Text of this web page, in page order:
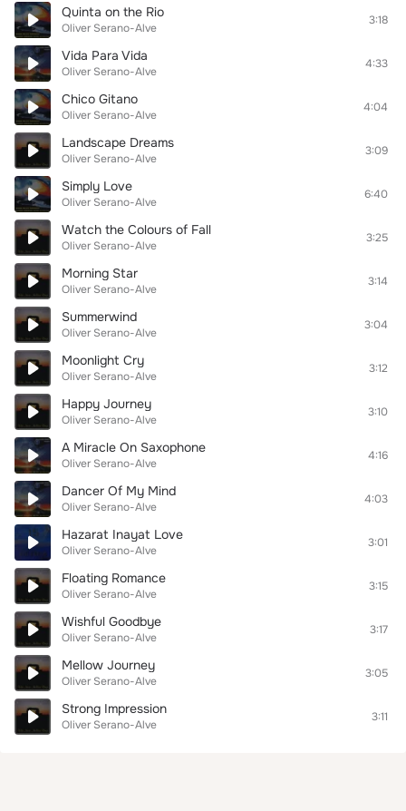
Quinta on the Rio
Oliver Serano-Alve
3:18
Vida Para Vida
Oliver Serano-Alve
4:33
Chico Gitano
Oliver Serano-Alve
4:04
Landscape Dreams
Oliver Serano-Alve
3:09
Simply Love
Oliver Serano-Alve
6:40
Watch the Colours of Fall
Oliver Serano-Alve
3:25
Morning Star
Oliver Serano-Alve
3:14
Summerwind
Oliver Serano-Alve
3:04
Moonlight Cry
Oliver Serano-Alve
3:12
Happy Journey
Oliver Serano-Alve
3:10
A Miracle On Saxophone
Oliver Serano-Alve
4:16
Dancer Of My Mind
Oliver Serano-Alve
4:03
Hazarat Inayat Love
Oliver Serano-Alve
3:01
Floating Romance
Oliver Serano-Alve
3:15
Wishful Goodbye
Oliver Serano-Alve
3:17
Mellow Journey
Oliver Serano-Alve
3:05
Strong Impression
Oliver Serano-Alve
3:11